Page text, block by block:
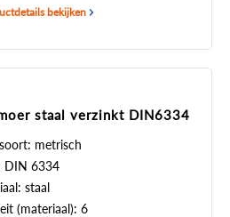
bekijken
staal verzinkt DIN6334
metrisch
DIN 6334
staal
(materiaal): 6